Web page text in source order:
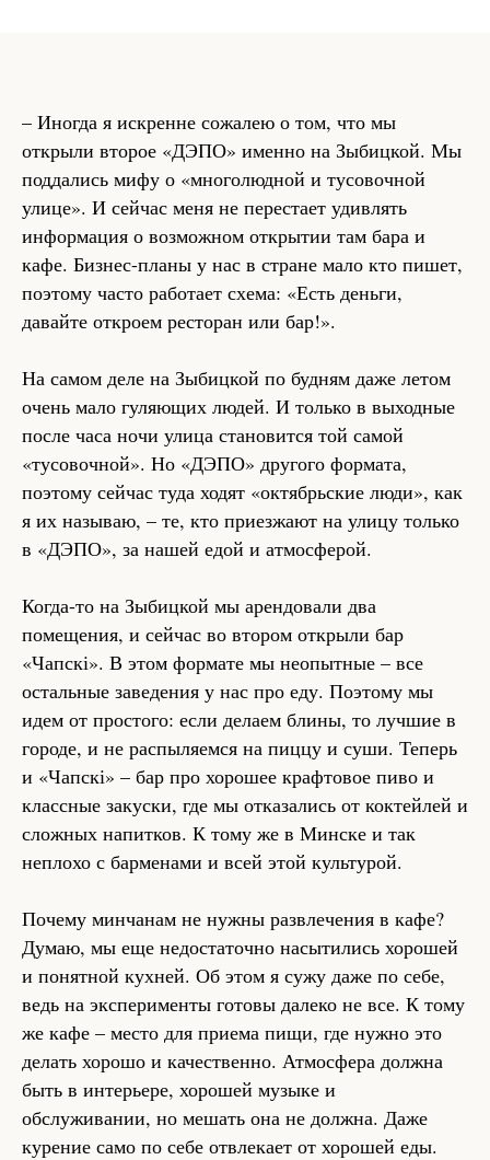
– Иногда я искренне сожалею о том, что мы
открыли второе «ДЭПО» именно на Зыбицкой. Мы
поддались мифу о «многолюдной и тусовочной
улице». И сейчас меня не перестает удивлять
информация о возможном открытии там бара и
кафе. Бизнес-планы у нас в стране мало кто пишет,
поэтому часто работает схема: «Есть деньги,
давайте откроем ресторан или бар!».
На самом деле на Зыбицкой по будням даже летом
очень мало гуляющих людей. И только в выходные
после часа ночи улица становится той самой
«тусовочной». Но «ДЭПО» другого формата,
поэтому сейчас туда ходят «октябрьские люди», как
я их называю, – те, кто приезжают на улицу только
в «ДЭПО», за нашей едой и атмосферой.
Когда-то на Зыбицкой мы арендовали два
помещения, и сейчас во втором открыли бар
«Чапскі». В этом формате мы неопытные – все
остальные заведения у нас про еду. Поэтому мы
идем от простого: если делаем блины, то лучшие в
городе, и не распыляемся на пиццу и суши. Теперь
и «Чапскі» – бар про хорошее крафтовое пиво и
классные закуски, где мы отказались от коктейлей и
сложных напитков. К тому же в Минске и так
неплохо с барменами и всей этой культурой.
Почему минчанам не нужны развлечения в кафе?
Думаю, мы еще недостаточно насытились хорошей
и понятной кухней. Об этом я сужу даже по себе,
ведь на эксперименты готовы далеко не все. К тому
же кафе – место для приема пищи, где нужно это
делать хорошо и качественно. Атмосфера должна
быть в интерьере, хорошей музыке и
обслуживании, но мешать она не должна. Даже
курение само по себе отвлекает от хорошей еды.